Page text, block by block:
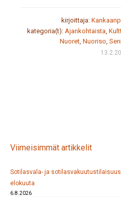
kirjoittaja:
kategoria(t): Ajankohtaista,
Nuoret, Nuoriso,
Viimeisimmät artikkelit
Sotilasvala- ja
elokuuta
6.8.2026